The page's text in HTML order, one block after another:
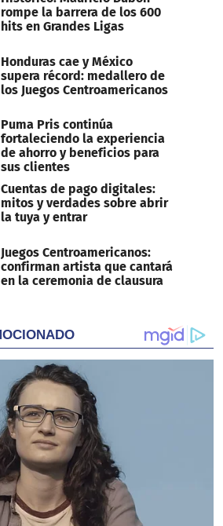
rompe la barrera de los 600
hits en Grandes Ligas
Honduras cae y México
supera récord: medallero de
los Juegos Centroamericanos
Puma Pris continúa
fortaleciendo la experiencia
de ahorro y beneficios para
sus clientes
Cuentas de pago digitales:
mitos y verdades sobre abrir
la tuya y entrar
Juegos Centroamericanos:
confirman artista que cantará
en la ceremonia de clausura